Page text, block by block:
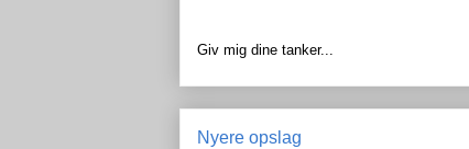
Giv mig dine tanker...
Nyere opslag